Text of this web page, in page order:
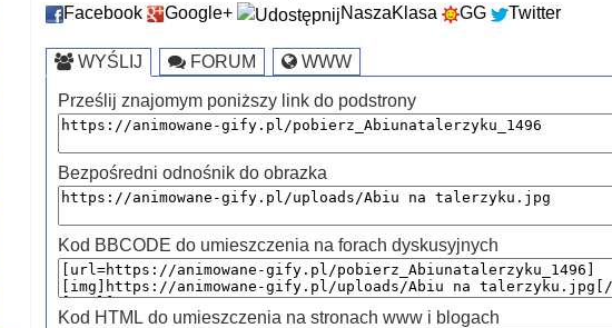
Facebook
Google+ NaszaKlasa GG Twitter
WYŚLIJ FORUM WWW
Prześlij znajomym poniższy link do podstrony
Bezpośredni odnośnik do obrazka
Kod BBCODE do umieszczenia na forach dyskusyjnych
Kod HTML do umieszczenia na stronach www i blogach